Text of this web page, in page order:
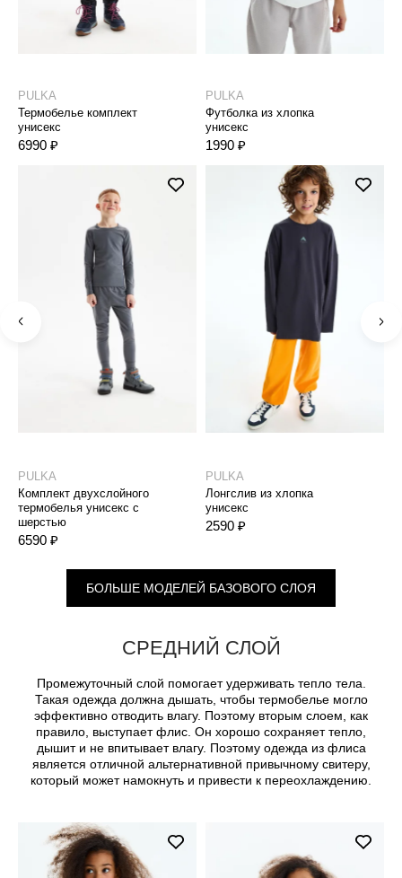
PULKA
Термобелье комплект
унисекс
6990 ₽
PULKA
Футболка из хлопка
унисекс
1990 ₽
PULKA
Комплект двухслойного
термобелья унисекс с
шерстью
6590 ₽
PULKA
Лонгслив из хлопка
унисекс
2590 ₽
БОЛЬШЕ МОДЕЛЕЙ БАЗОВОГО СЛОЯ
СРЕДНИЙ СЛОЙ
Промежуточный слой помогает удерживать тепло тела.
Такая одежда должна дышать, чтобы термобелье могло
эффективно отводить влагу. Поэтому вторым слоем, как
правило, выступает флис. Он хорошо сохраняет тепло,
дышит и не впитывает влагу. Поэтому одежда из флиса
является отличной альтернативной привычному свитеру,
который может намокнуть и привести к переохлаждению.